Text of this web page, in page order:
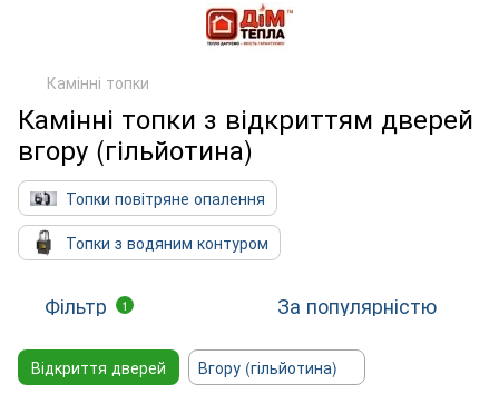
Камінні топки
Камінні топки з відкриттям дверей
вгору (гільйотина)
Топки повітряне опалення
Топки з водяним контуром
Фільтр 1 За популярністю
Відкриття дверей Вгору (гільйотина)